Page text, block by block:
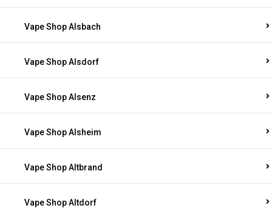
Vape Shop Alsbach
Vape Shop Alsdorf
Vape Shop Alsenz
Vape Shop Alsheim
Vape Shop Altbrand
Vape Shop Altdorf